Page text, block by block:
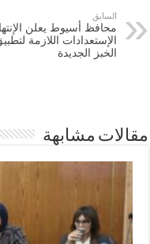
السابق
محافظ أسيوط يعلن
الإستعدادات اللازمة
الخبز الجديدة
مقالات مشابهة